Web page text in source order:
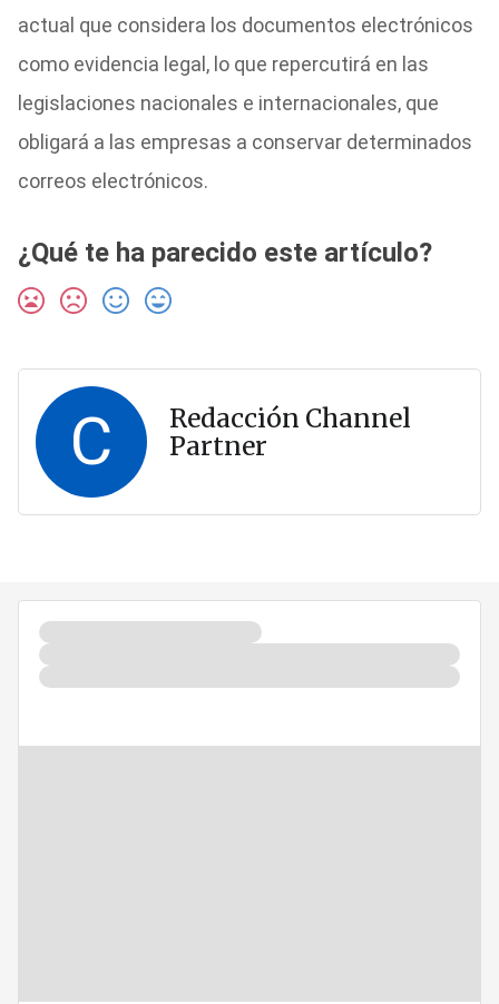
actual que considera los documentos electrónicos
como evidencia legal, lo que repercutirá en las
legislaciones nacionales e internacionales, que
obligará a las empresas a conservar determinados
correos electrónicos.
¿Qué te ha parecido este artículo?
C
Redacción Channel
Partner